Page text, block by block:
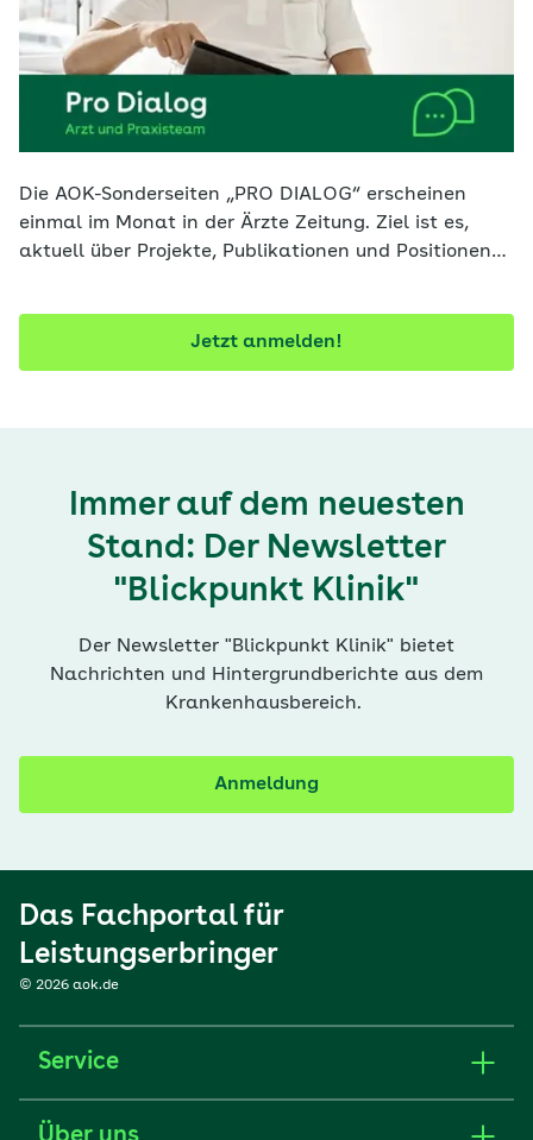
Die AOK-Sonderseiten „PRO DIALOG“ erscheinen
einmal im Monat in der Ärzte Zeitung. Ziel ist es,
aktuell über Projekte, Publikationen und Positionen
Jetzt anmelden!
Immer auf dem neuesten
Stand: Der Newsletter
"Blickpunkt Klinik"
Der Newsletter "Blickpunkt Klinik" bietet
Nachrichten und Hintergrundberichte aus dem
Krankenhausbereich.
Anmeldung
Das Fachportal für
Leistungserbringer
© 2026 aok.de
Service